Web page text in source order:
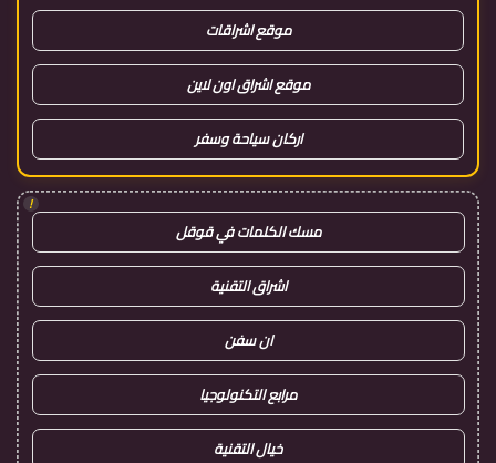
موقع اشراقات
موقع اشراق اون لاين
اركان سياحة وسفر
!
مسك الكلمات في قوقل
اشراق التقنية
ان سفن
مرابع التكنولوجيا
خيال التقنية